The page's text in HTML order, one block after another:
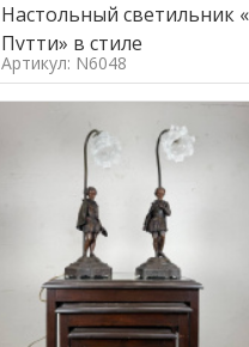
Настольный светильник «
Путти» в стиле
Артикул: N6048